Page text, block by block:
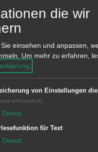
und
für Anliegen
der
ab
wieder zur
in Aalen ist
Öffnungszeiten
die wir
einsehen und anpassen,
Um mehr zu erfahren,
von Einstellungen
erforderlich)
Dienst
für Text
Dienst